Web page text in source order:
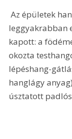
Az épületek hangszigetelésében az egyik - talán a
leggyakrabban
kapott: a
okozta
lépéshang-
hanglágy
úsztatott